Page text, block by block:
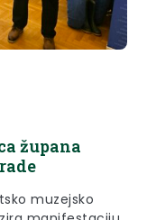
župana
muzejsko